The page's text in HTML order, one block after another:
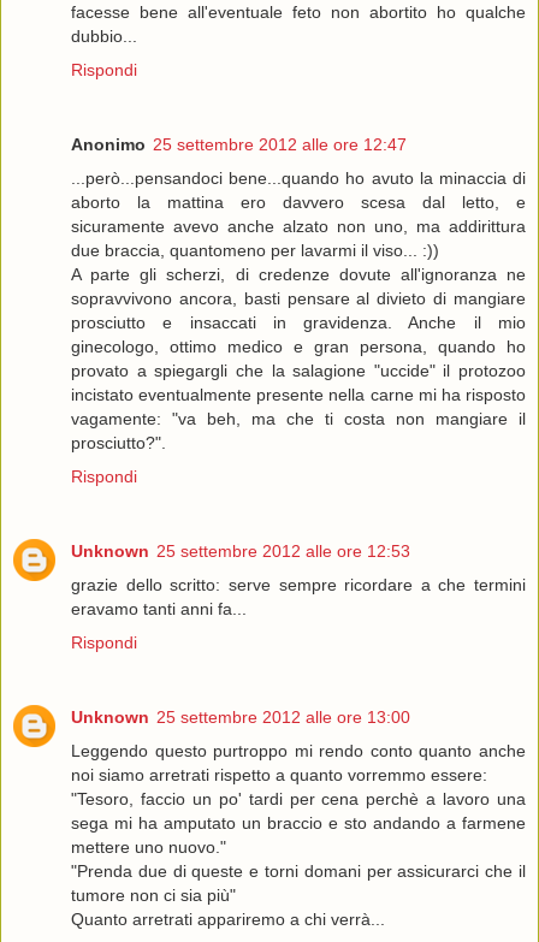
facesse bene all'eventuale feto non abortito ho qualche
dubbio...
Rispondi
Anonimo 25 settembre 2012 alle ore 12:47
...però...pensandoci bene...quando ho avuto la minaccia di
aborto la mattina ero davvero scesa dal letto, e
sicuramente avevo anche alzato non uno, ma addirittura
due braccia, quantomeno per lavarmi il viso... :))
A parte gli scherzi, di credenze dovute all'ignoranza ne
sopravvivono ancora, basti pensare al divieto di mangiare
prosciutto e insaccati in gravidenza. Anche il mio
ginecologo, ottimo medico e gran persona, quando ho
provato a spiegargli che la salagione "uccide" il protozoo
incistato eventualmente presente nella carne mi ha risposto
vagamente: "va beh, ma che ti costa non mangiare il
prosciutto?".
Rispondi
Unknown 25 settembre 2012 alle ore 12:53
grazie dello scritto: serve sempre ricordare a che termini
eravamo tanti anni fa...
Rispondi
Unknown 25 settembre 2012 alle ore 13:00
Leggendo questo purtroppo mi rendo conto quanto anche
noi siamo arretrati rispetto a quanto vorremmo essere:
"Tesoro, faccio un po' tardi per cena perchè a lavoro una
sega mi ha amputato un braccio e sto andando a farmene
mettere uno nuovo."
"Prenda due di queste e torni domani per assicurarci che il
tumore non ci sia più"
Quanto arretrati appariremo a chi verrà...